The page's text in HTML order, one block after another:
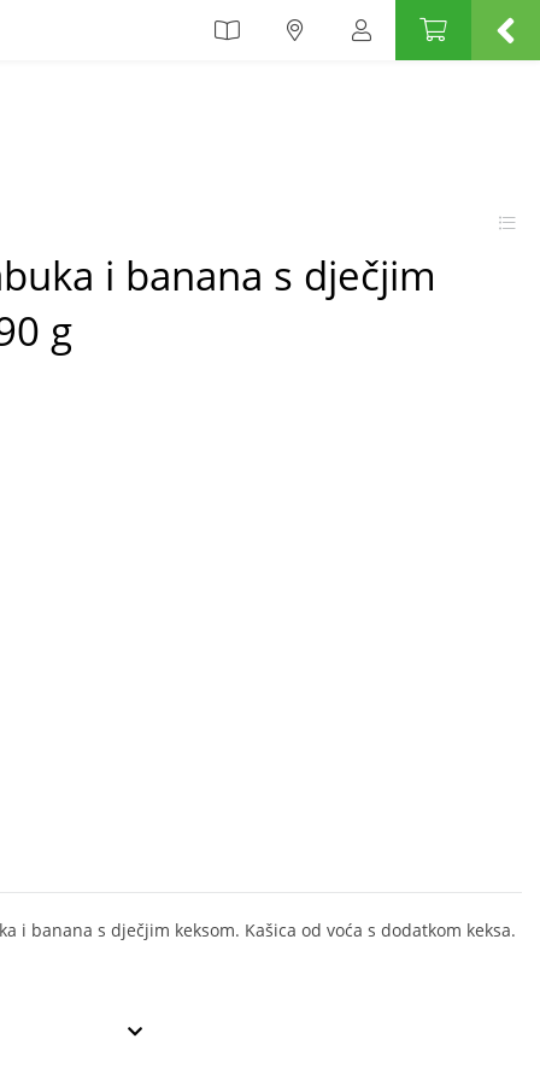
i banana s dječjim
g
i banana s dječjim keksom. Kašica od voća s dodatkom keksa.